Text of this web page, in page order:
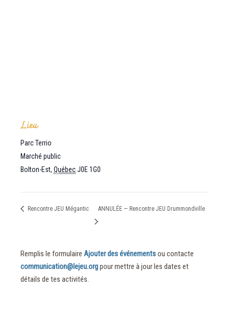
Lieu
Parc Terrio
Marché public
Bolton-Est, QuébecJ0E 1G0
Rencontre JEU Mégantic ANNULÉE — Rencontre JEU Drummondville
Remplis le formulaire Ajouter des événementsou contacte
communication@lejeu.orgpour mettre à jour les dates et
détails de tes activités.